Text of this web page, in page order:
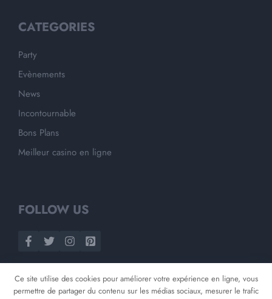
CATEGORIES
Party
Evènements
News
Incontournable
Bons Plans
Meilleur casino en ligne
FOLLOW US
Ce site utilise des cookies pour améliorer votre expérience en ligne, vous
permettre de partager du contenu sur les médias sociaux, mesurer le trafic